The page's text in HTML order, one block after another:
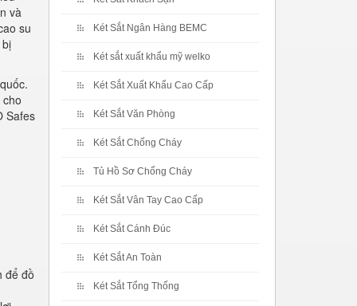
và
su
Safes
để đồ
Két Sắt Ngân Hàng BEMC
Két sắt xuất khẩu mỹ welko
Két Sắt Xuất Khẩu Cao Cấp
Két Sắt Văn Phòng
Két Sắt Chống Cháy
Tủ Hồ Sơ Chống Cháy
Két Sắt Vân Tay Cao Cấp
Két Sắt Cánh Đúc
Két Sắt An Toàn
Két Sắt Tổng Thống